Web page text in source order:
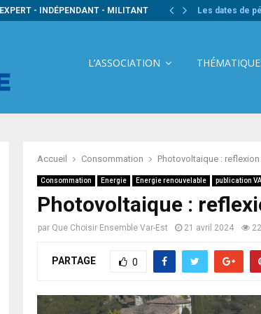
EXPERT - INDÉPENDANT - MILITANT Les dates de
L’ASSOCIATION
Accueil Consommation Photovoltaique :
Consommation Energie Energie renouvelable publication
Photovoltaique :
par Que Choisir Ensemble Var-Est 21 avril 2024
PARTAGE 0